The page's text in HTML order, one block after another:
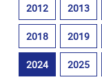
2012 2013
2018 2019
2024 2025